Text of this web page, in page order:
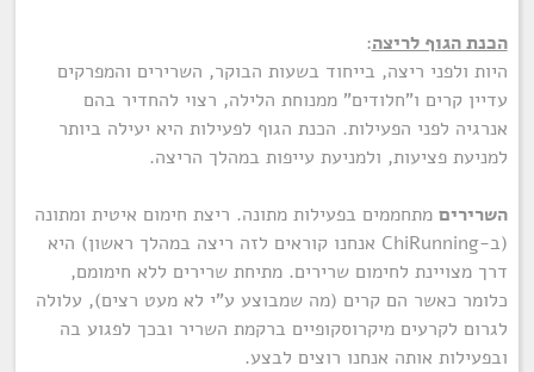
הכנת הגוף לריצה:
היות ולפני ריצה, בייחוד בשעות הבוקר, השרירים והמפרקים
עדיין קרים ו"חלודים" ממנוחת הלילה, רצוי להחדיר בהם
אנרגיה לפני הפעילות. הכנת הגוף לפעילות היא יעילה ביותר
למניעת פציעות, ולמניעת עייפות במהלך הריצה.
השרירים מתחממים בפעילות מתונה. ריצת חימום איטית ומתונה
(ב-ChiRunning אנחנו קוראים לזה ריצה במהלך ראשון) היא
דרך מצויינת לחימום שרירים. מתיחת שרירים ללא חימומם,
כלומר כאשר הם קרים (מה שמבוצע ע"י לא מעט רצים), עלולה
לגרום לקרעים מיקרוסקופיים ברקמת השריר ובכך לפגוע בה
ובפעילות אותה אנחנו רוצים לבצע.